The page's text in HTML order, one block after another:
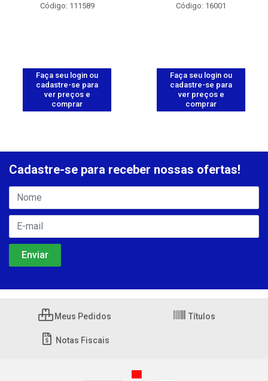
Código: 111589
Faça seu login ou
cadastre-se para
ver preços e
comprar
Código: 16001
Faça seu login ou
cadastre-se para
ver preços e
comprar
Cadastre-se para receber nossas ofertas!
Meus Pedidos Títulos
Notas Fiscais